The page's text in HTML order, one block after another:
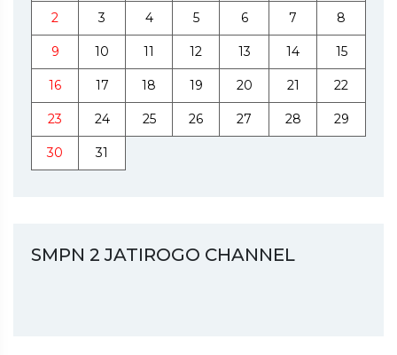
2 3 4 5 6 7 8
9 10 11 12 13 14 15
16 17 18 19 20 21 22
23 24 25 26 27 28 29
30 31
SMPN 2 JATIROGO CHANNEL